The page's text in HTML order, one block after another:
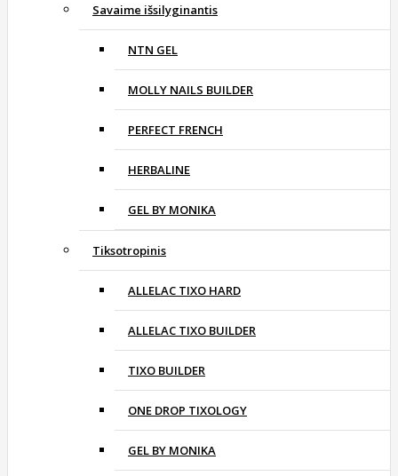
Savaime išsilyginantis
NTN GEL
MOLLY NAILS BUILDER
PERFECT FRENCH
HERBALINE
GEL BY MONIKA
Tiksotropinis
ALLELAC TIXO HARD
ALLELAC TIXO BUILDER
TIXO BUILDER
ONE DROP TIXOLOGY
GEL BY MONIKA